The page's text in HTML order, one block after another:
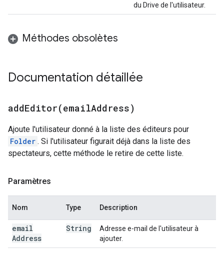
du Drive de l'utilisateur.
Méthodes obsolètes
Documentation détaillée
addEditor(emailAddress)
Ajoute l'utilisateur donné à la liste des éditeurs pour
Folder . Si l'utilisateur figurait déjà dans la liste des
spectateurs, cette méthode le retire de cette liste.
Paramètres
Nom Type Description
email
Address
String
Adresse e-mail de l'utilisateur à
ajouter.